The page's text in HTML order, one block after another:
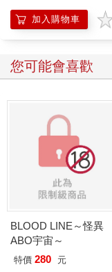
加入購物車
您可能會喜歡
BLOOD LINE～怪異
ABO宇宙～
特價 280 元